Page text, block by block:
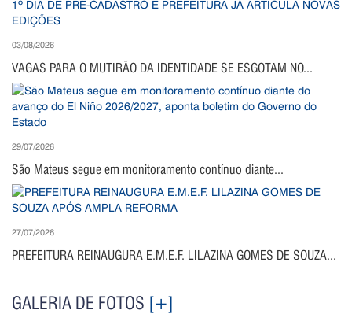
03/08/2026
VAGAS PARA O MUTIRÃO DA IDENTIDADE SE ESGOTAM NO...
29/07/2026
São Mateus segue em monitoramento contínuo diante...
27/07/2026
PREFEITURA REINAUGURA E.M.E.F. LILAZINA GOMES DE SOUZA...
GALERIA DE FOTOS [+]